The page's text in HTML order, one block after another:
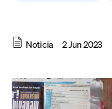
Noticia 2 Jun 2023